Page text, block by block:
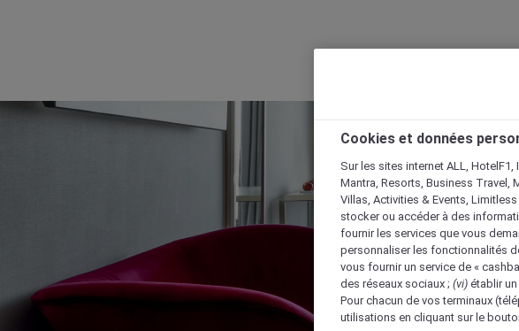
Cookies et données
Sur les sites internet ALL,
Mantra, Resorts, Business Travel,
Villas, Activities & Events,
stocker ou accéder à des
fournir les services que vous
personnaliser les fonctionnalités
vous fournir un service de «
des réseaux sociaux ; (vi) établir
Pour chacun de vos terminaux
utilisations en cliquant sur le